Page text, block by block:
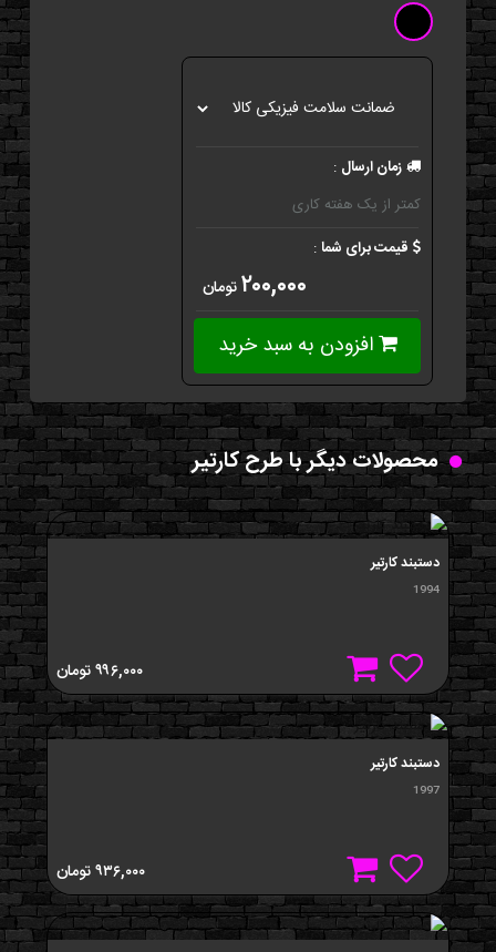
زمان ارسال :
کمتر از یک هفته کاری
قیمت برای شما:
۲۰۰,۰۰۰تومان
افزودن به سبد خرید
محصولات دیگر با طرح کارتیر
دستبند کارتیر
1994
۹۹۶,۰۰۰تومان
دستبند کارتیر
1997
۹۳۶,۰۰۰تومان